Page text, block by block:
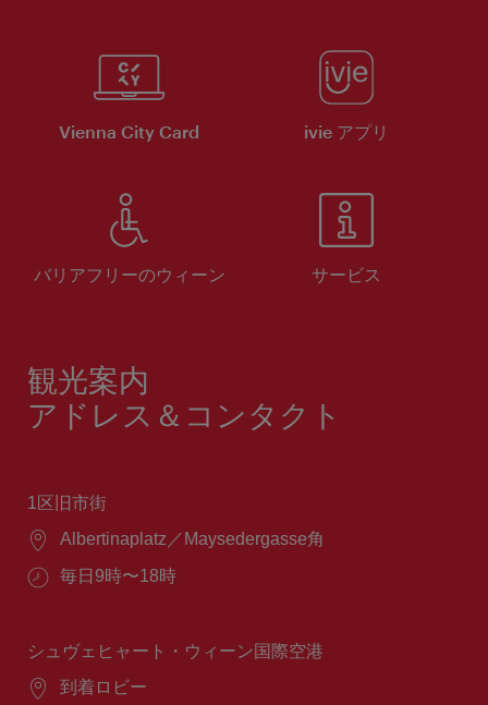
Vienna City Card ivie アプリ
バリアフリーのウィーン サービス
観光案内
アドレス＆コンタクト
1区旧市街
場
Albertinaplatz／Maysedergasse角
営
間：
毎日9時〜18時
シュヴェヒャート・ウィーン国際空港
場
到着ロビー